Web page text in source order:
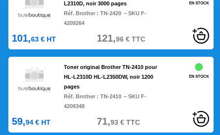
L2310D, noir 3000 pages
Réf. Brother :TN-2420 – SKU F-
4209264
EN STOCK
101,63 € HT 121,96€TTC
Toner original Brother TN-2410 pour
HL-L2310D HL-L2350DW, noir 1200
pages
Réf. Brother :TN-2410 – SKU F-
4209348
EN STOCK
59,94 € HT 71,93€TTC